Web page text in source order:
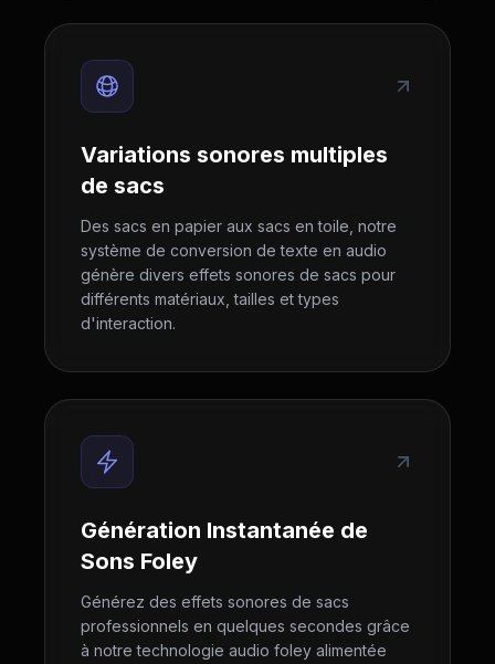
Variations sonores multiples
de sacs
Des sacs en papier aux sacs en toile, notre
système de conversion de texte en audio
génère divers effets sonores de sacs pour
différents matériaux, tailles et types
d'interaction.
Génération Instantanée de
Sons Foley
Générez des effets sonores de sacs
professionnels en quelques secondes grâce
à notre technologie audio foley alimentée